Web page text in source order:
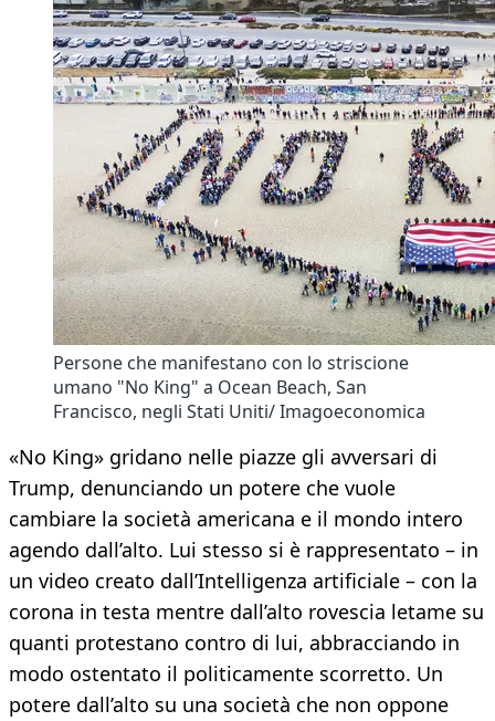
Persone che manifestano con lo striscione
umano "No King" a Ocean Beach, San
Francisco, negli Stati Uniti/ Imagoeconomica
«No King» gridano nelle piazze gli avversari di
Trump, denunciando un potere che vuole
cambiare la società americana e il mondo intero
agendo dall’alto. Lui stesso si è rappresentato – in
un video creato dall’Intelligenza artificiale – con la
corona in testa mentre dall’alto rovescia letame su
quanti protestano contro di lui, abbracciando in
modo ostentato il politicamente scorretto. Un
potere dall’alto su una società che non oppone